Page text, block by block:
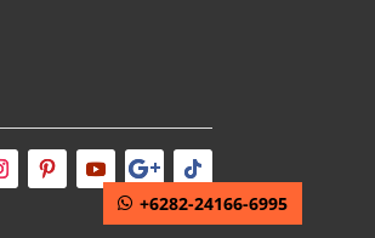
+6282-24166-6995